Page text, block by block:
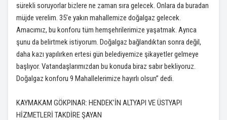
sürekli soruyorlar bizlere ne zaman sıra gelecek. Onlara da buradan
müjde verelim. 35’e yakın mahallemize doğalgaz gelecek.
Amacımız, bu konforu tüm hemşehrilerimize yaşatmak. Ayrıca
şunu da belirtmek istiyorum. Doğalgaz bağlandıktan sonra değil,
daha kazı yapılırken ertesi gün belediyemize şikayetler gelmeye
başlıyor. Vatandaşlarımızdan bu konuda biraz sabır bekliyoruz.
Doğalgaz konforu 9 Mahallelerimize hayırlı olsun” dedi.
KAYMAKAM GÖKPINAR: HENDEK’İN ALTYAPI VE ÜSTYAPI
HİZMETLERİ TAKDİRE ŞAYAN